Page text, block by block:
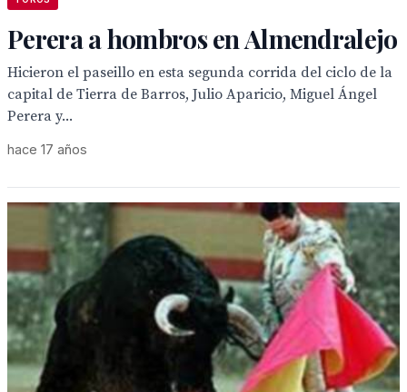
Perera a hombros en Almendralejo
Hicieron el paseillo en esta segunda corrida del ciclo de la
capital de Tierra de Barros, Julio Aparicio, Miguel Ángel
Perera y...
hace 17 años